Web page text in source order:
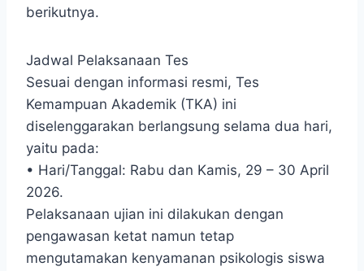
berikutnya.
Jadwal Pelaksanaan Tes
Sesuai dengan informasi resmi, Tes
Kemampuan Akademik (TKA) ini
diselenggarakan berlangsung selama dua hari,
yaitu pada:
• Hari/Tanggal: Rabu dan Kamis, 29 – 30 April
2026.
Pelaksanaan ujian ini dilakukan dengan
pengawasan ketat namun tetap
mengutamakan kenyamanan psikologis siswa